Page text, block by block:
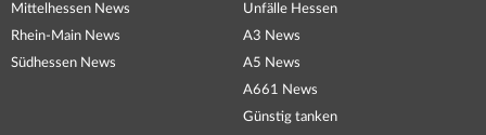
Mittelhessen News
Rhein-Main News
Südhessen News
Unfälle Hessen
A3 News
A5 News
A661 News
Günstig tanken